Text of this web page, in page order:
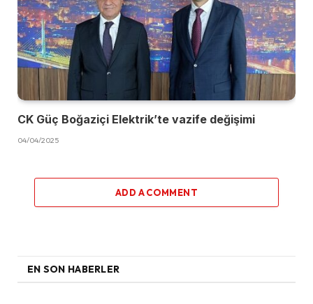
CK Güç Boğaziçi Elektrik’te vazife değişimi
04/04/2025
ADD A COMMENT
EN SON HABERLER